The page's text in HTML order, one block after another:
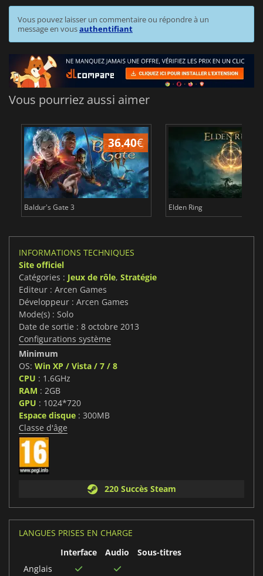
Vous pouvez laisser un commentaire ou répondre à un
message en vousauthentifiant
Vous pourriez aussi aimer
36.40€
Baldur's Gate 3 Elden Ring
INFORMATIONS TECHNIQUES
Site officiel
Catégories : Jeux de rôle, Stratégie
Editeur : Arcen Games
Développeur : Arcen Games
Mode(s) : Solo
Date de sortie : 8 octobre 2013
Configurations système
Minimum
OS: Win XP / Vista / 7 / 8
CPU : 1.6GHz
RAM : 2GB
GPU : 1024*720
Espace disque : 300MB
Classe d'âge
220 Succès Steam
LANGUES PRISES EN CHARGE
Interface
Audio
Sous-titres
Anglais